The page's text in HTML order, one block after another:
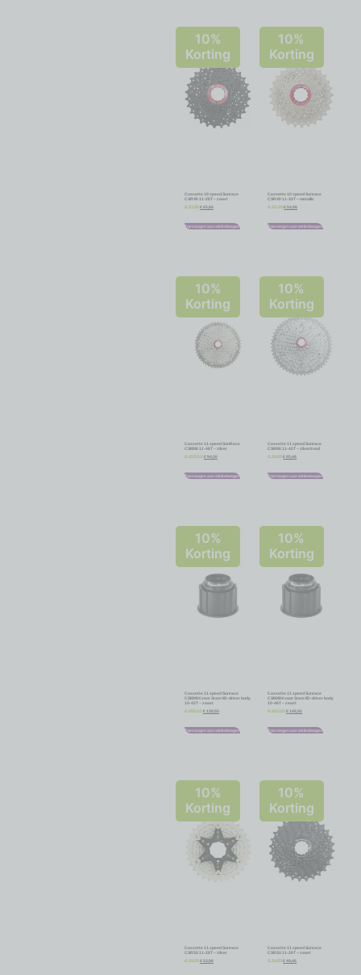
10%
Korting
Cassette 10 speed Sunrace
CSRX0 11-28T – zwart
€ 72,95 € 65,66
Toevoegen aan winkelwagen
10%
Korting
Cassette 10 speed Sunrace
CSRX0 11-32T – metallic
€ 60,95 € 54,86
Toevoegen aan winkelwagen
10%
Korting
Cassette 11 speed SunRace
CSMX8 11-46T – zilver
€ 105,00 € 94,50
Toevoegen aan winkelwagen
10%
Korting
Cassette 11 speed Sunrace
CSMX8 11-42T – zilver/rood
€94,95 € 85,46
Toevoegen aan winkelwagen
10%
Korting
Cassette 11 speed Sunrace
CSMX9X voor Sram XD-driver body
10-42T – zwart
€ 155,00 € 139,50
Toevoegen aan winkelwagen
10%
Korting
Cassette 11 speed Sunrace
CSMX9X voor Sram XD-driver body
10-46T – zwart
€165,00 € 148,50
Toevoegen aan winkelwagen
10%
Korting
Cassette 11 speed Sunrace
CSRS3 11-28T – zilver
€ 59,95 € 53,96
10%
Korting
Cassette 11 speed Sunrace
CSRS3 11-28T – zwart
€54,95 € 49,46